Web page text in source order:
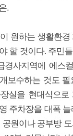
.
원하는 생활환경
할 것이다. 주민
경사지역에 에스
보수하는 것도 필
실을 현대식으로
주차장을 대폭
공원이나 공부방